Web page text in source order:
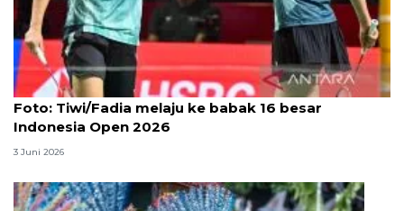
Foto
Foto: Tiwi/Fadia melaju ke babak 16 besar
Indonesia Open 2026
3 Juni 2026